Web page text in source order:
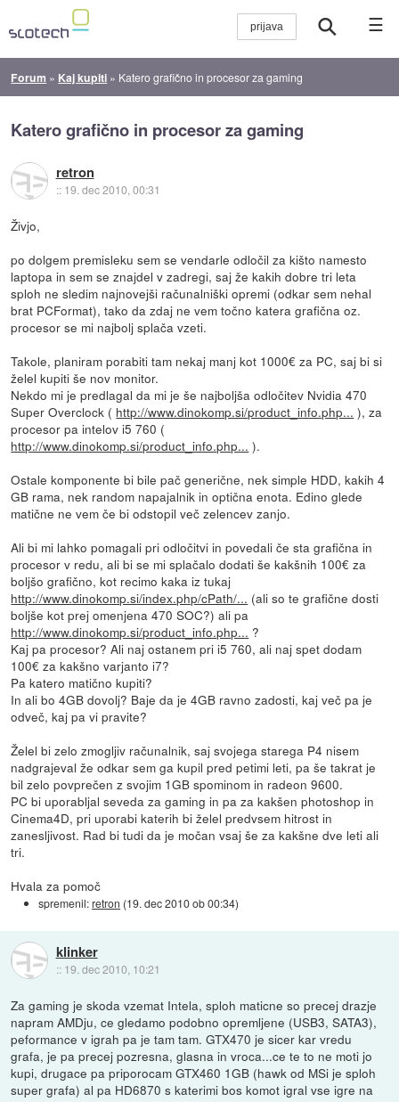
☰
Forum » Kaj kupiti » Katero grafično in procesor za gaming
Katero grafično in procesor za gaming
retron
:: 19. dec 2010, 00:31
Živjo,
po dolgem premisleku sem se vendarle odločil za kišto namesto
laptopa in sem se znajdel v zadregi, saj že kakih dobre tri leta
sploh ne sledim najnovejši računalniški opremi (odkar sem nehal
brat PCFormat), tako da zdaj ne vem točno katera grafična oz.
procesor se mi najbolj splača vzeti.
Takole, planiram porabiti tam nekaj manj kot 1000€ za PC, saj bi si
želel kupiti še nov monitor.
Nekdo mi je predlagal da mi je še najboljša odločitev Nvidia 470
Super Overclock ( http://www.dinokomp.si/product_info.php... ), za
procesor pa intelov i5 760 (
http://www.dinokomp.si/product_info.php... ).
Ostale komponente bi bile pač generične, nek simple HDD, kakih 4
GB rama, nek random napajalnik in optična enota. Edino glede
matične ne vem če bi odstopil več zelencev zanjo.
Ali bi mi lahko pomagali pri odločitvi in povedali če sta grafična in
procesor v redu, ali bi se mi splačalo dodati še kakšnih 100€ za
boljšo grafično, kot recimo kaka iz tukaj
http://www.dinokomp.si/index.php/cPath/... (ali so te grafične dosti
boljše kot prej omenjena 470 SOC?) ali pa
http://www.dinokomp.si/product_info.php... ?
Kaj pa procesor? Ali naj ostanem pri i5 760, ali naj spet dodam
100€ za kakšno varjanto i7?
Pa katero matično kupiti?
In ali bo 4GB dovolj? Baje da je 4GB ravno zadosti, kaj več pa je
odveč, kaj pa vi pravite?
Želel bi zelo zmogljiv računalnik, saj svojega starega P4 nisem
nadgrajeval že odkar sem ga kupil pred petimi leti, pa še takrat je
bil zelo povprečen z svojim 1GB spominom in radeon 9600.
PC bi uporabljal seveda za gaming in pa za kakšen photoshop in
Cinema4D, pri uporabi katerih bi želel predvsem hitrost in
zanesljivost. Rad bi tudi da je močan vsaj še za kakšne dve leti ali
tri.
Hvala za pomoč
spremenil:retron (19. dec 2010 ob 00:34)
klinker
:: 19. dec 2010, 10:21
Za gaming je skoda vzemat Intela, sploh maticne so precej drazje
napram AMDju, ce gledamo podobno opremljene (USB3, SATA3),
peformance v igrah pa je tam tam. GTX470 je sicer kar vredu
grafa, je pa precej pozresna, glasna in vroca...ce te to ne moti jo
kupi, drugace pa priporocam GTX460 1GB (hawk od MSi je sploh
super grafa) al pa HD6870 s katerimi bos komot igral vse igre na